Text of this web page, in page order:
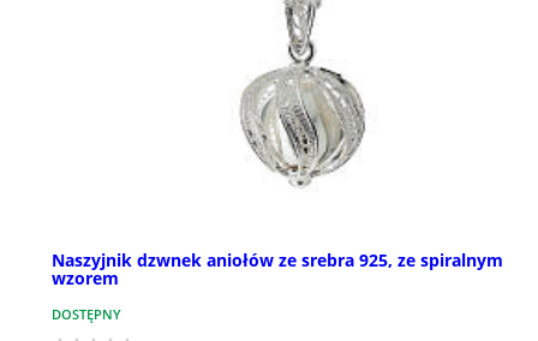
Naszyjnik dzwnek aniołów ze srebra 925, ze spiralnym
wzorem
DOSTĘPNY